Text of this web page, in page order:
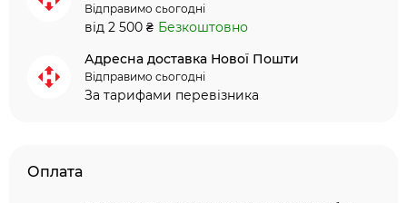
Відправимо сьогодні
від 2 500 ₴ Безкоштовно
Адресна доставка Нової Пошти
Відправимо сьогодні
За тарифами перевізника
Оплата